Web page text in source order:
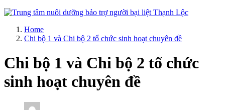
Trung tâm nuôi dưỡng bảo trợ người bại liệt Thạnh Lộc trực thuộc Sở
Y tế Thành phố Hồ Chí Minh, Trung tâm được thành lập từ năm
Trung tâm nuôi dưỡng bảo trợ người già và tàn tật Thạnh Lộc; đến
ngày 30 tháng 12 năm 2008, Ủy ban nhân dân thành phố Hồ Chí
Minh quyết định tổ chức lại thành Trung tâm nuôi dưỡng bảo trợ
người bại liệt Thạnh Lộc
Home
Chi bộ 1 và Chi bộ 2 tổ chức sinh hoạt chuyên đề
Chi bộ 1 và Chi bộ 2 tổ chức
sinh hoạt chuyên đề